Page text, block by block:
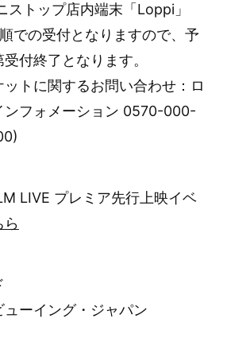
ストップ店内端末「Loppi」
での受付となりますので、予
付終了となります。
トに関するお問い合わせ：ロ
ンフォメーション 0570-000-
LIVE プレミア先行上映イベ
ら
ーイング・ジャパン